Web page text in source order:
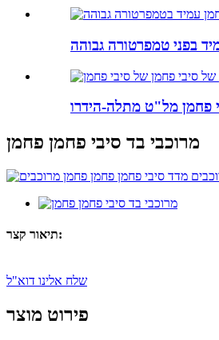
מרוכבי בד סיבי פחמן פחמן
תיאור קצר:
שלח אלינו דוא"ל
פירוט מוצר